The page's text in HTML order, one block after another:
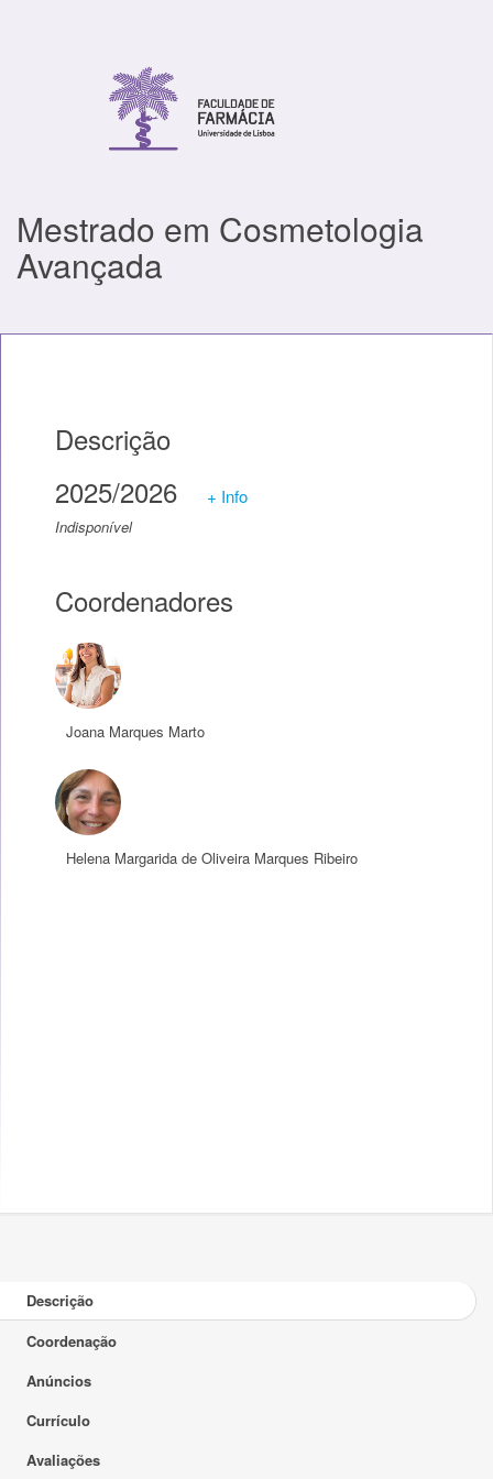
Mestrado em Cosmetologia
Avançada
Descrição
2025/2026
+ Info
Indisponível
Coordenadores
Joana Marques Marto
Helena Margarida de Oliveira Marques Ribeiro
Descrição
Coordenação
Anúncios
Currículo
Avaliações